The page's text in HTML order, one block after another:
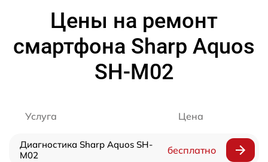
Цены на ремонт
смартфона Sharp Aquos
SH-M02
Услуга Цена
Диагностика Sharp Aquos SH-
M02
бесплатно